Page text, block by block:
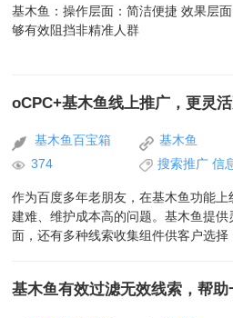
基木鱼：操作层面：简洁便捷 效果层面：提升整个线索转化率；能
够有效阻挡非精准人群
基木鱼百宝箱
基木鱼
374
搜索推广 信
作为百度多年老朋友，在基木鱼功能
建难、维护成本高的问题。基木鱼提
面，还有多种线索收集组件供客户选